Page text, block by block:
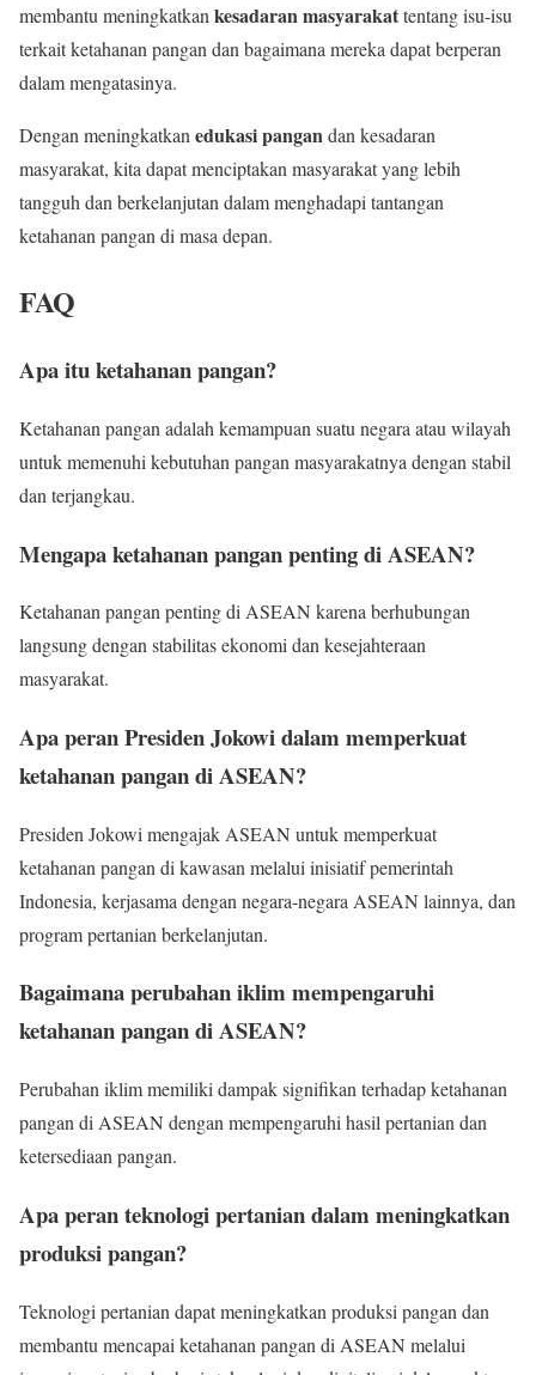
membantu meningkatkankesadaran masyarakattentang isu-isu
terkait ketahanan pangan dan bagaimana mereka dapat berperan
dalam mengatasinya.
Dengan meningkatkanedukasi pangandan kesadaran
masyarakat, kita dapat menciptakan masyarakat yang lebih
tangguh dan berkelanjutan dalam menghadapi tantangan
ketahanan pangan di masa depan.
FAQ
Apa itu ketahanan pangan?
Ketahanan pangan adalah kemampuan suatu negara atau wilayah
untuk memenuhi kebutuhan pangan masyarakatnya dengan stabil
dan terjangkau.
Mengapa ketahanan pangan penting di ASEAN?
Ketahanan pangan penting di ASEAN karena berhubungan
langsung dengan stabilitas ekonomi dan kesejahteraan
masyarakat.
Apa peran Presiden Jokowi dalam memperkuat
ketahanan pangan di ASEAN?
Presiden Jokowi mengajak ASEAN untuk memperkuat
ketahanan pangan di kawasan melalui inisiatif pemerintah
Indonesia, kerjasama dengan negara-negara ASEAN lainnya, dan
program pertanian berkelanjutan.
Bagaimana perubahan iklim mempengaruhi
ketahanan pangan di ASEAN?
Perubahan iklim memiliki dampak signifikan terhadap ketahanan
pangan di ASEAN dengan mempengaruhi hasil pertanian dan
ketersediaan pangan.
Apa peran teknologi pertanian dalam meningkatkan
produksi pangan?
Teknologi pertanian dapat meningkatkan produksi pangan dan
membantu mencapai ketahanan pangan di ASEAN melalui